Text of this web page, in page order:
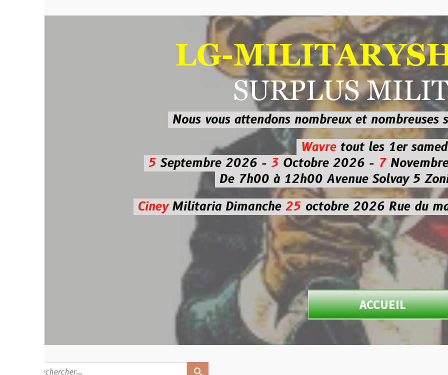
LG-
SURPLUS
Nous vous attendons nombreux et nombreusessur les
Wavre
tout les 1er samedi
Septembre 2026 -3Octobre 2026 - 7Novembre 2026
De 7h00 à 12h00 Avenue Solvay 5 Zoning
MilitariaDimanche25octobre 2026Rue du marché
ACCUEIL